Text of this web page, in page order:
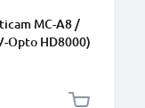
MC-A8 /
Opto HD8000)